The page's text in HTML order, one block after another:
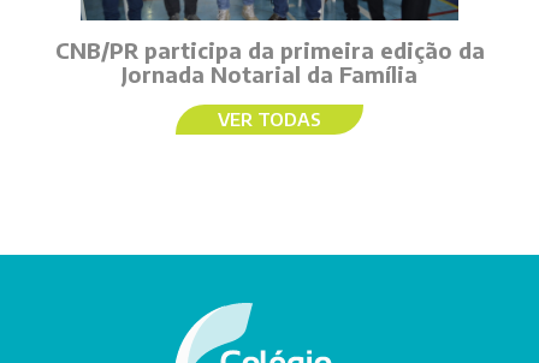
CNB/PR participa da primeira edição da
Jornada Notarial da Família
VER TODAS